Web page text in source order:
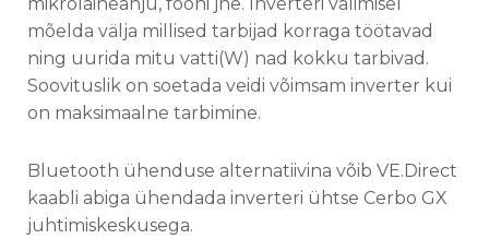
mikrolaineahju, fööni jne. Inverteri valimisel
mõelda välja millised tarbijad korraga töötavad
ning uurida mitu vatti(W) nad kokku tarbivad.
Soovituslik on soetada veidi võimsam inverter kui
on maksimaalne tarbimine.
Bluetooth ühenduse alternatiivina võib VE.Direct
kaabli abiga ühendada inverteri ühtse Cerbo GX
juhtimiskeskusega.